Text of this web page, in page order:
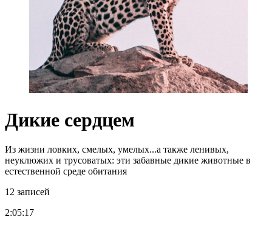
Дикие сердцем
Из жизни ловких, смелых, умелых...а также ленивых,
неуклюжих и трусоватых: эти забавные дикие животные в
естественной среде обитания
12 записей
2:05:17